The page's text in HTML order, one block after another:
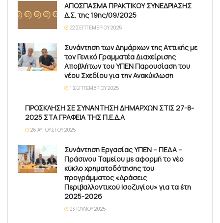
ΑΠΟΣΠΑΣΜΑ ΠΡΑΚΤΙΚΟΥ ΣΥΝΕΔΡΙΑΣΗΣ
Δ.Σ. της 19ης/09/2025
22 ΣΕΠΤΕΜΒΡΊΟΥ 2025
Συνάντηση των Δημάρχων της Αττικής με
τον Γενικό Γραμματέα Διαχείρισης
Αποβλήτων του ΥΠΕΝ Παρουσίαση του
νέου Σχεδίου για την Ανακύκλωση
1 ΣΕΠΤΕΜΒΡΊΟΥ 2025
ΠΡΟΣΚΛΗΣΗ ΣΕ ΣΥΝΑΝΤΗΣΗ ΔΗΜΑΡΧΩΝ ΣΤΙΣ 27-8-
2025 ΣΤΑ ΓΡΑΦΕΙΑ ΤΗΣ Π.Ε.Δ.Α
26 ΑΥΓΟΎΣΤΟΥ 2025
Συνάντηση Εργασίας ΥΠΕΝ – ΠΕΔΑ –
Πράσινου Ταμείου με αφορμή το νέο
κύκλο χρηματοδότησης του
προγράμματος «Δράσεις
Περιβαλλοντικού Ισοζυγίου» για τα έτη
2025-2026
23 ΙΟΥΛΊΟΥ 2025